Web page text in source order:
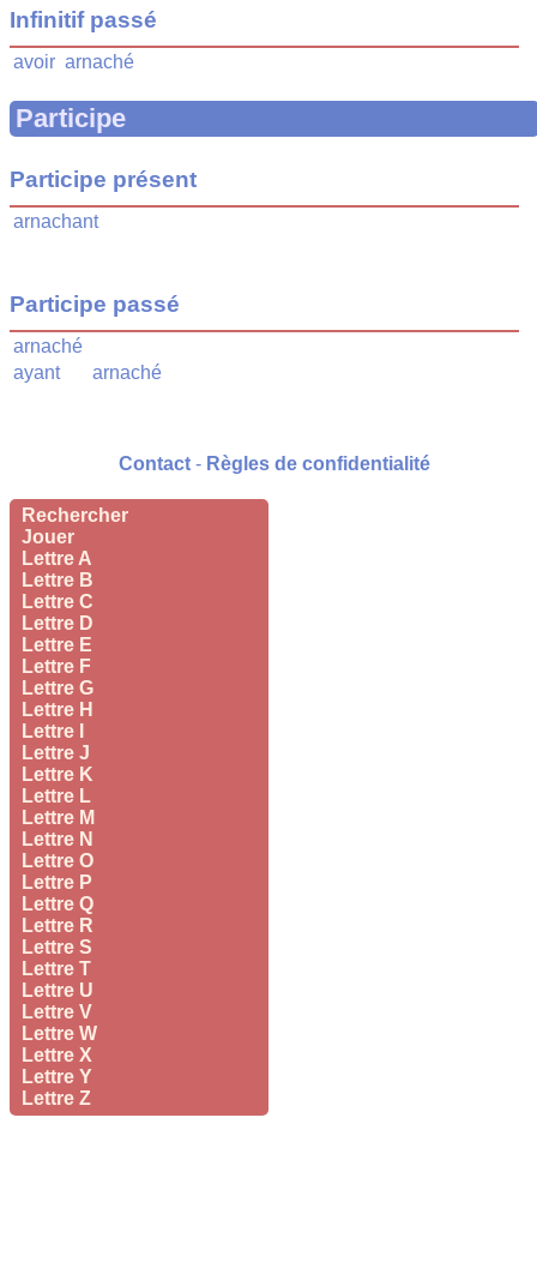
Rechercher
Jouer
Lettre A
Lettre B
Lettre C
Lettre D
Lettre E
Lettre F
Lettre G
Lettre H
Lettre I
Lettre J
Lettre K
Lettre L
Lettre M
Lettre N
Lettre O
Lettre P
Lettre Q
Lettre R
Lettre S
Lettre T
Lettre U
Lettre V
Lettre W
Lettre X
Lettre Y
Lettre Z
Infinitif passé
avoir arnaché
Participe
Participe présent
arnachant
Participe passé
arnaché
ayant
arnaché
Contact - Règles de confidentialité